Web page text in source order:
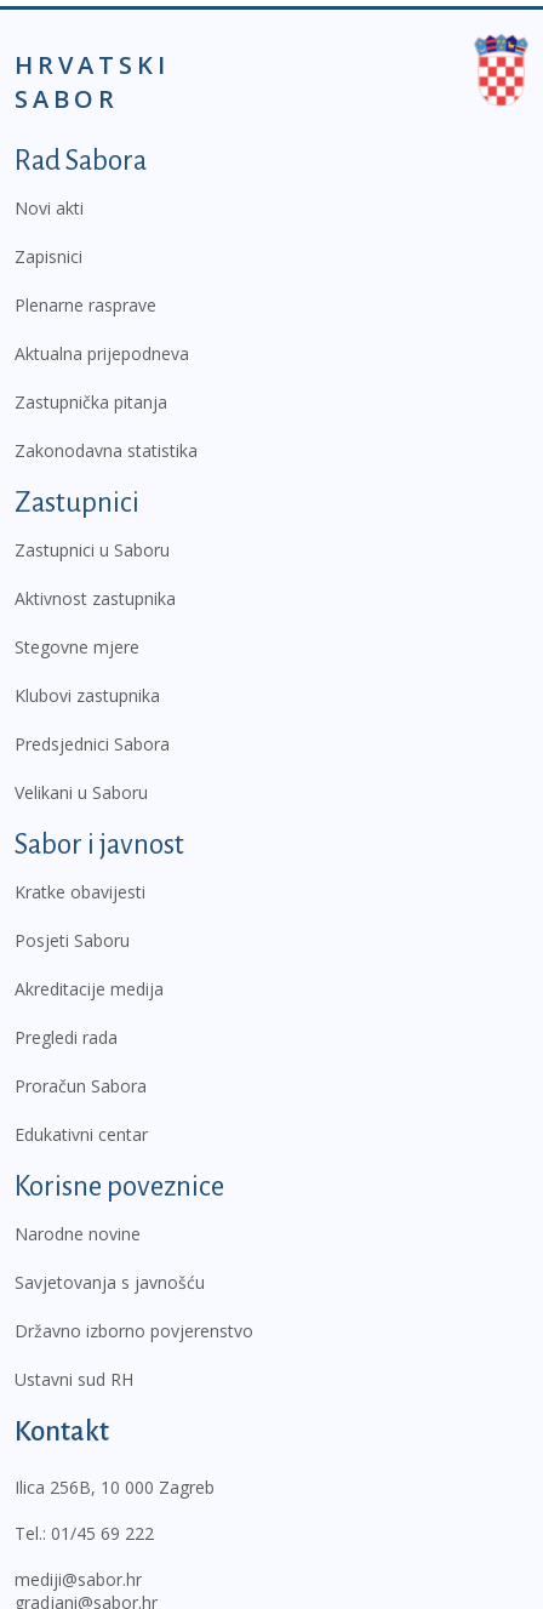
HRVATSKI
SABOR
Podnožje prvi izbornik
Rad Sabora
Novi akti
Zapisnici
Plenarne rasprave
Aktualna prijepodneva
Zastupnička pitanja
Zakonodavna statistika
Zastupnici
Zastupnici u Saboru
Aktivnost zastupnika
Stegovne mjere
Klubovi zastupnika
Predsjednici Sabora
Velikani u Saboru
Sabor i javnost
Kratke obavijesti
Posjeti Saboru
Akreditacije medija
Pregledi rada
Proračun Sabora
Edukativni centar
Korisne poveznice
Narodne novine
Savjetovanja s javnošću
Državno izborno povjerenstvo
Ustavni sud RH
Kontakt
Ilica 256B, 10 000 Zagreb
Tel.: 01/45 69 222
mediji@sabor.hr
gradjani@sabor.hr